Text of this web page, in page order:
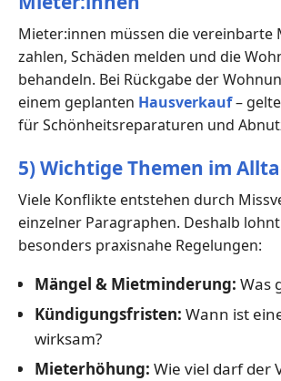
Mieter:innen müssen die vereinbarte
zahlen, Schäden melden und die
behandeln. Bei Rückgabe der
einem geplanten Hausverkauf–
für Schönheitsreparaturen und
5) Wichtige Themen im
Viele Konflikte entstehen durch
einzelner Paragraphen. Deshalb
besonders praxisnahe Regelungen:
Mängel & Mietminderung: Was
Kündigungsfristen: Wann ist
wirksam?
Mieterhöhung: Wie viel darf der